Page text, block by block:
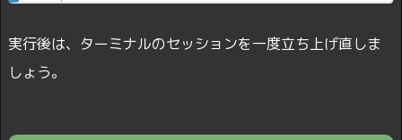
実行後は、ターミナルのセッションを一度立ち上げ直しま
しょう。